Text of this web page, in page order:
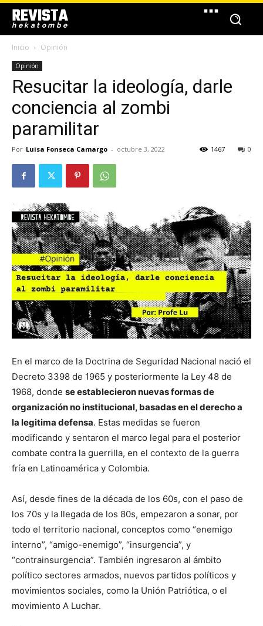
REVISTA
hekatombe
Inicio Opinión
Opinión
Resucitar la ideología, darle
conciencia al zombi
paramilitar
Por Luisa Fonseca Camargo - octubre 3, 2022 0
1467
En el marco de la Doctrina de Seguridad Nacional nació el
Decreto 3398 de 1965 y posteriormente la Ley 48 de
1968, donde se establecieron nuevas formas de
organización no institucional, basadas en el derecho a
la legitima defensa. Estas medidas se fueron
modificando y sentaron el marco legal para el posterior
combate contra la guerrilla, en el contexto de la guerra
fría en Latinoamérica y Colombia.
Así, desde fines de la década de los 60s, con el paso de
los 70s y la llegada de los 80s, empezaron a sonar, por
todo el territorio nacional, conceptos como “enemigo
interno”, “amigo-enemigo”, “insurgencia”, y
“contrainsurgencia”. También ingresaron al ámbito
político sectores armados, nuevos partidos políticos y
movimientos sociales, como la Unión Patriótica, o el
movimiento A Luchar.